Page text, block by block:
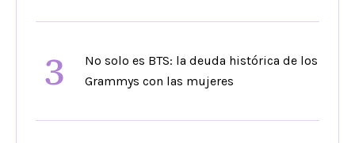
3
No solo es BTS: la deuda histórica de los
Grammys con las mujeres